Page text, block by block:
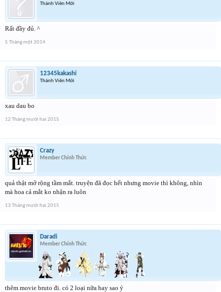
Thành Viên Mới
Rất đầy đủ. ^
5 Tháng một 2014
12345kakashi
Thành Viên Mới
xau dau bo
12 Tháng mười hai 2015
Crazy
Member Chính Thức
quả thật mở rộng tầm mắt. truyện đã đọc hết nhưng movie thì không, nhìn
mà hoa cả mắt ko nhận ra luôn
13 Tháng mười hai 2015
Daradi
Member Chính Thức
thêm movie bruto đi. có 2 loại nữa hay sao ý